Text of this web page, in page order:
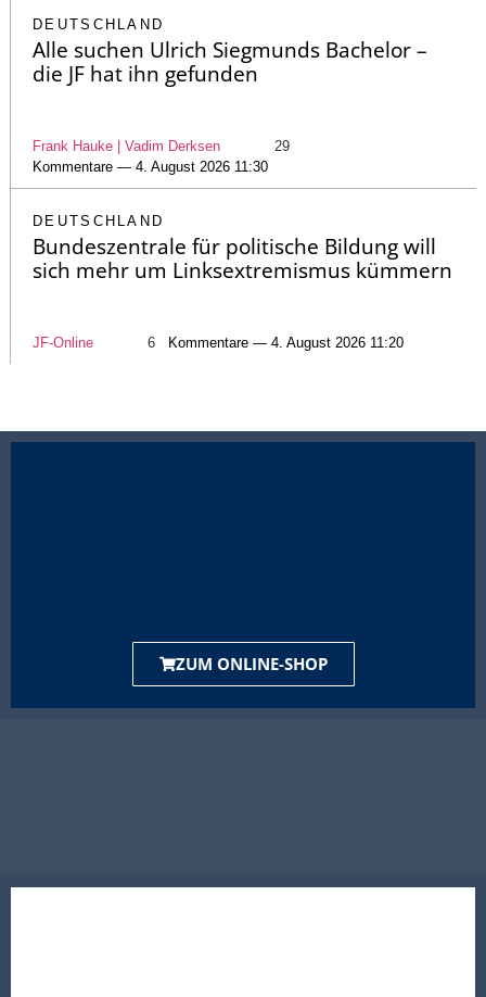
DEUTSCHLAND
Alle suchen Ulrich Siegmunds Bachelor –
die JF hat ihn gefunden
Frank Hauke | Vadim Derksen
29
Kommentare — 4. August 2026 11:30
DEUTSCHLAND
Bundeszentrale für politische Bildung will
sich mehr um Linksextremismus kümmern
JF-Online 6 Kommentare — 4. August 2026 11:20
ZUM ONLINE-SHOP